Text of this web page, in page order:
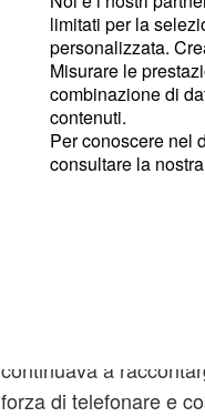
Finalmente arriva il
conclusiva della
prima visione
custode di un grande
Vittorio rimandando il
curare Margherita
I sensi di colpa della
decide di confessare
continuava a
forza di telefonare e
limitati per la
personalizzata.
Misurare le
combinazione di
contenuti.
Per conoscere nel
consultare la nostra